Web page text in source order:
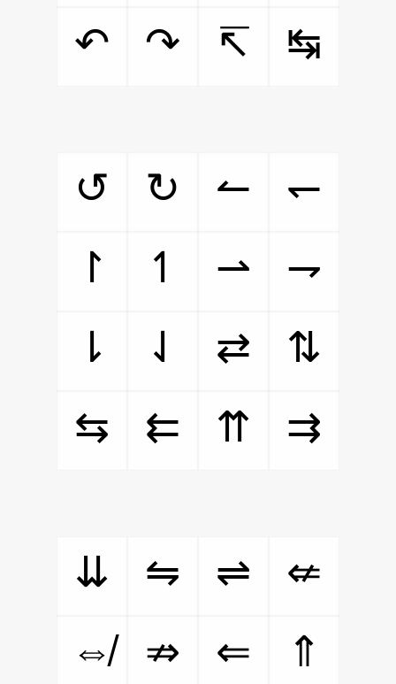
↶
↷ ↸ ↹
↺ ↻ ↼
↽
↾
↿ ⇀
⇁
⇂
⇃ ⇄
⇅
⇆
⇇ ⇈ ⇉
⇊ ⇋ ⇌
⇍
⇎
⇏ ⇐
⇑